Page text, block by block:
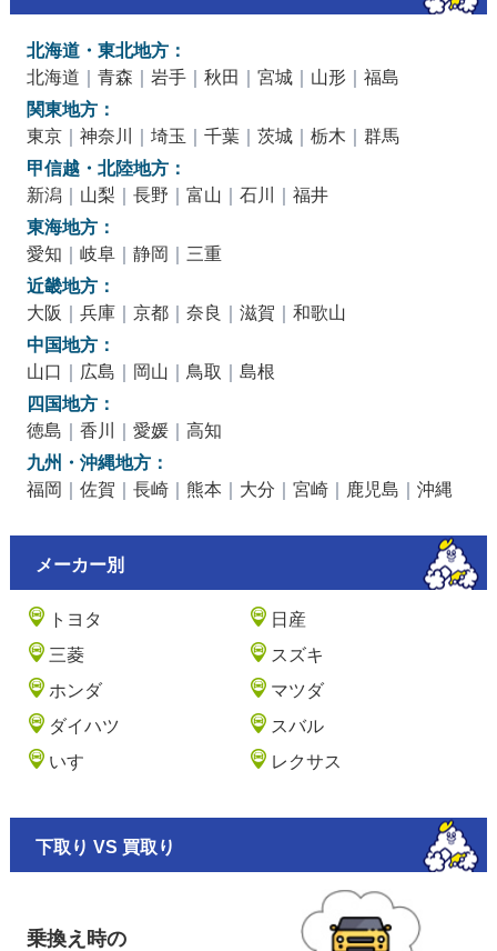
北海道・東北地方：
北海道 ｜ 青森 ｜ 岩手｜ 秋田 ｜ 宮城｜ 山形｜ 福島
関東地方：
東京｜ 神奈川 ｜ 埼玉 ｜ 千葉｜ 茨城｜ 栃木 ｜ 群馬
甲信越・北陸地方：
新潟 ｜ 山梨 ｜ 長野 ｜ 富山 ｜ 石川 ｜ 福井
東海地方：
愛知 ｜ 岐阜 ｜ 静岡 ｜ 三重
近畿地方：
大阪 ｜ 兵庫｜ 京都｜ 奈良 ｜ 滋賀 ｜ 和歌山
中国地方：
山口 ｜ 広島 ｜ 岡山 ｜ 鳥取 ｜ 島根
四国地方：
徳島 ｜ 香川 ｜ 愛媛｜ 高知
九州・沖縄地方：
福岡 ｜ 佐賀 ｜ 長崎｜ 熊本 ｜ 大分 ｜ 宮崎｜ 鹿児島 ｜ 沖縄
メーカー別
トヨタ
日産
三菱
スズキ
ホンダ
マツダ
ダイハツ
スバル
いすゞ
レクサス
下取り VS 買取り
乗換え時の